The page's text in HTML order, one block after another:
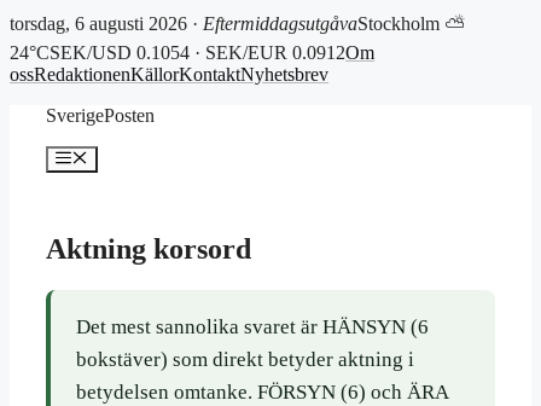
torsdag, 6 augusti 2026 · EftermiddagsutgåvaStockholm ⛅
24°CSEK/USD 0.1054 · SEK/EUR 0.0912Om
ossRedaktionenKällorKontaktNyhetsbrev
SverigePosten
Meny
Aktning korsord
Det mest sannolika svaret är HÄNSYN (6
bokstäver) som direkt betyder aktning i
betydelsen omtanke. FÖRSYN (6) och ÄRA